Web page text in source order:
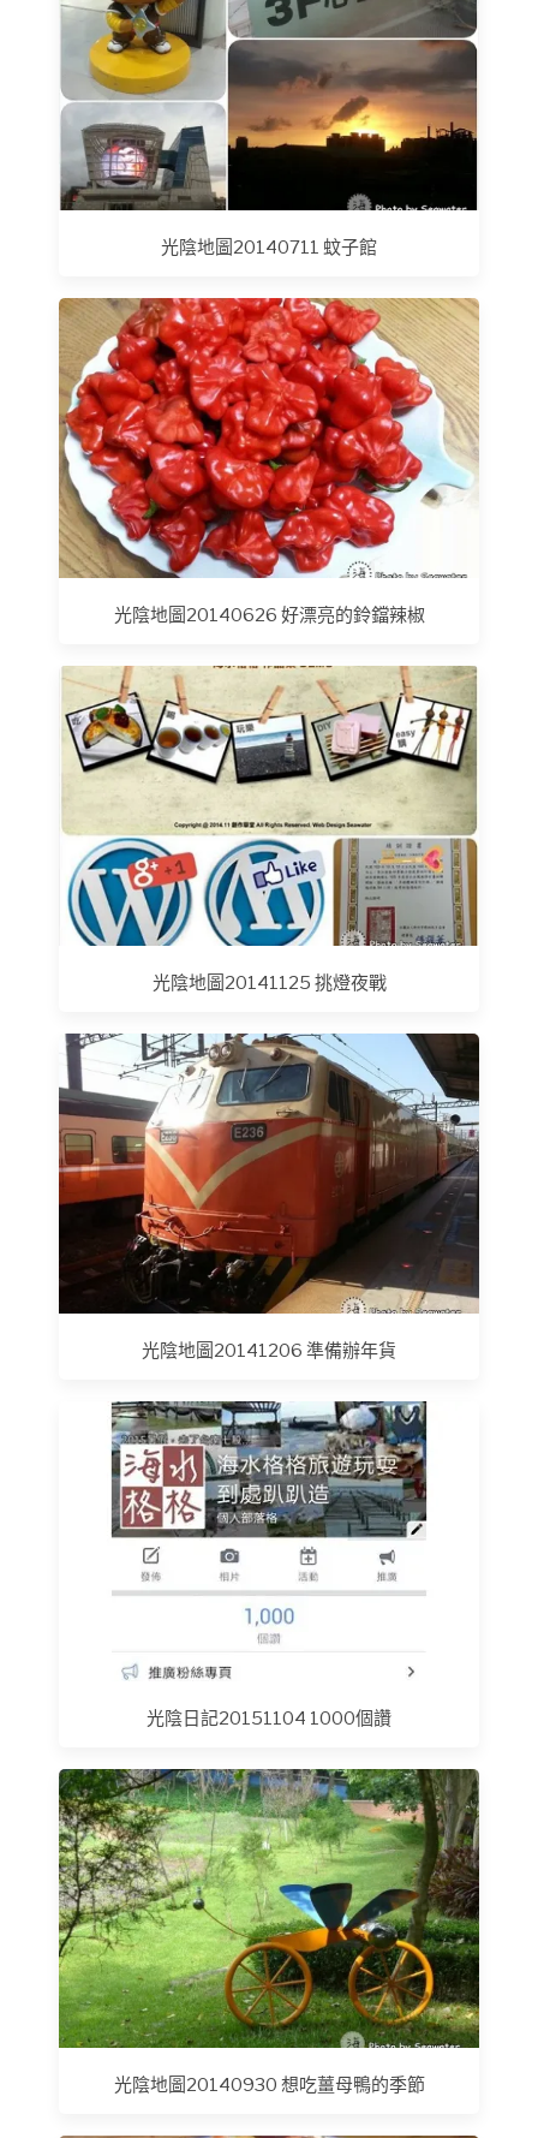
光陰地圖20140711 蚊子館
光陰地圖20140626 好漂亮的鈴鐺辣椒
光陰地圖20141125 挑燈夜戰
光陰地圖20141206 準備辦年貨
光陰日記20151104 1000個讚
光陰地圖20140930 想吃薑母鴨的季節